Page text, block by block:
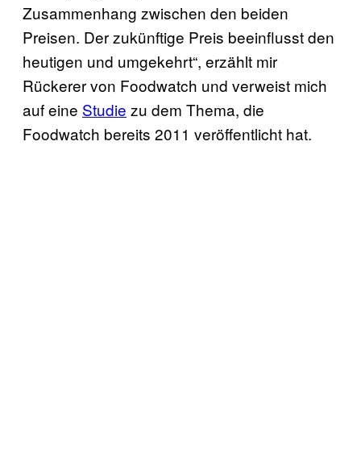
Zusammenhang zwischen den beiden
Preisen. Der zukünftige Preis beeinflusst den
heutigen und umgekehrt“, erzählt mir
Rückerer von Foodwatch und verweist mich
auf eine Studie zu dem Thema, die
Foodwatch bereits 2011 veröffentlicht hat.